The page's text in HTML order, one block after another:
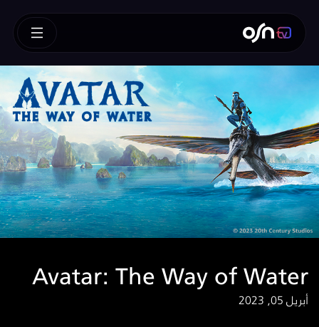
Avatar: The Way of Water
أبريل 05, 2023